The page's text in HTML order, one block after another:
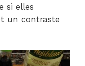
si elles
un contraste